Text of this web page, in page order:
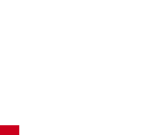
czcionki